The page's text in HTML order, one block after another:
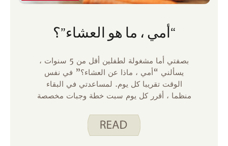
“أمي ، ما هو العشاء”؟
بصفتي أما مشغولة لطفلين أقل من 5 سنوات ،
يسألني “أمي ، ماذا عن العشاء؟” في نفس
الوقت تقريبا كل يوم. لمساعدتي في البقاء
منظما ، أقرر كل يوم سبت خطة وجبات مخصصة
النظر إلى كل يوم على حدة ، لدي فكرة أفضل
عن مقدار الوقت الذي يجب أن أكرسه لإعداد